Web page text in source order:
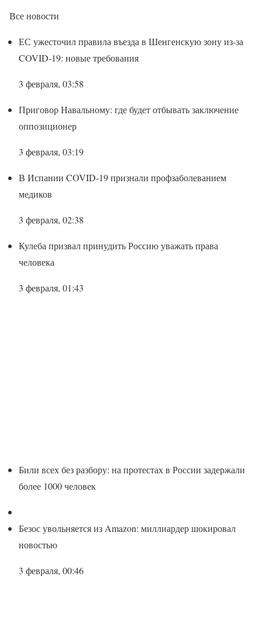
Все новости
ЕС ужесточил правила въезда в Шенгенскую зону из-за
COVID-19: новые требования
3 февраля, 03:58
Приговор Навальному: где будет отбывать заключение
оппозиционер
3 февраля, 03:19
В Испании COVID-19 признали профзаболеванием
медиков
3 февраля, 02:38
Кулеба призвал принудить Россию уважать права
человека
3 февраля, 01:43
Били всех без разбору: на протестах в России задержали
более 1000 человек
Безос увольняется из Amazon: миллиардер шокировал
новостью
3 февраля, 00:46